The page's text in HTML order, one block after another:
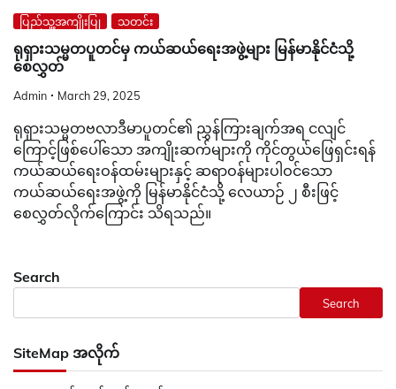
ပြည်သူ့အကျိုးပြု သတင်း
ရုရှားသမ္မတပူတင်မှ ကယ်ဆယ်ရေးအဖွဲ့များ မြန်မာနိုင်ငံသို့
စေလွှတ်
Admin March 29, 2025
ရုရှားသမ္မတဗလာဒီမာပူတင်၏ ညွှန်ကြားချက်အရ ငလျင်
ကြောင့်ဖြစ်ပေါ်သော အကျိုးဆက်များကို ကိုင်တွယ်ဖြေရှင်းရန်
ကယ်ဆယ်ရေးဝန်ထမ်းများနှင့် ဆရာဝန်များပါဝင်သော
ကယ်ဆယ်ရေးအဖွဲ့ကို မြန်မာနိုင်ငံသို့ လေယာဉ် ၂ စီးဖြင့်
စေလွှတ်လိုက်ကြောင်း သိရသည်။
Search
Search
SiteMap အလိုက်